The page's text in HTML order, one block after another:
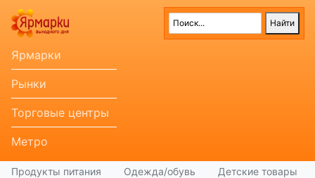
Ярмарки
Рынки
Торговые центры
Метро
Продукты питания Одежда/обувь
Детские товары